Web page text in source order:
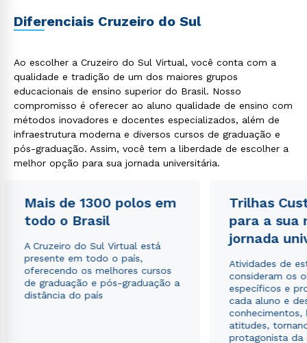
Diferenciais Cruzeiro do Sul
Ao escolher a Cruzeiro do Sul Virtual, você conta com a
qualidade e tradição de um dos maiores grupos
educacionais de ensino superior do Brasil. Nosso
compromisso é oferecer ao aluno qualidade de ensino com
métodos inovadores e docentes especializados, além de
infraestrutura moderna e diversos cursos de graduação e
pós-graduação. Assim, você tem a liberdade de escolher a
melhor opção para sua jornada universitária.
Mais de 1300 polos em
todo o Brasil
A Cruzeiro do Sul Virtual está
presente em todo o país,
oferecendo os melhores cursos
de graduação e pós-graduação a
distância do país
Trilhas
para a sua
jornada
Atividades de
consideram os
específicos e
cada aluno e
conhecimentos,
atitudes,
protagonista da